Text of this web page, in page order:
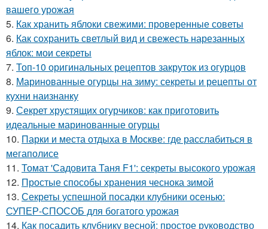
вашего урожая
5. Как хранить яблоки свежими: проверенные советы
6. Как сохранить светлый вид и свежесть нарезанных
яблок: мои секреты
7. Топ-10 оригинальных рецептов закруток из огурцов
8. Маринованные огурцы на зиму: секреты и рецепты от
кухни наизнанку
9. Секрет хрустящих огурчиков: как приготовить
идеальные маринованные огурцы
10. Парки и места отдыха в Москве: где расслабиться в
мегаполисе
11. Томат 'Садовита Таня F1': секреты высокого урожая
12. Простые способы хранения чеснока зимой
13. Секреты успешной посадки клубники осенью:
СУПЕР-СПОСОБ для богатого урожая
14. Как посадить клубнику весной: простое руководство